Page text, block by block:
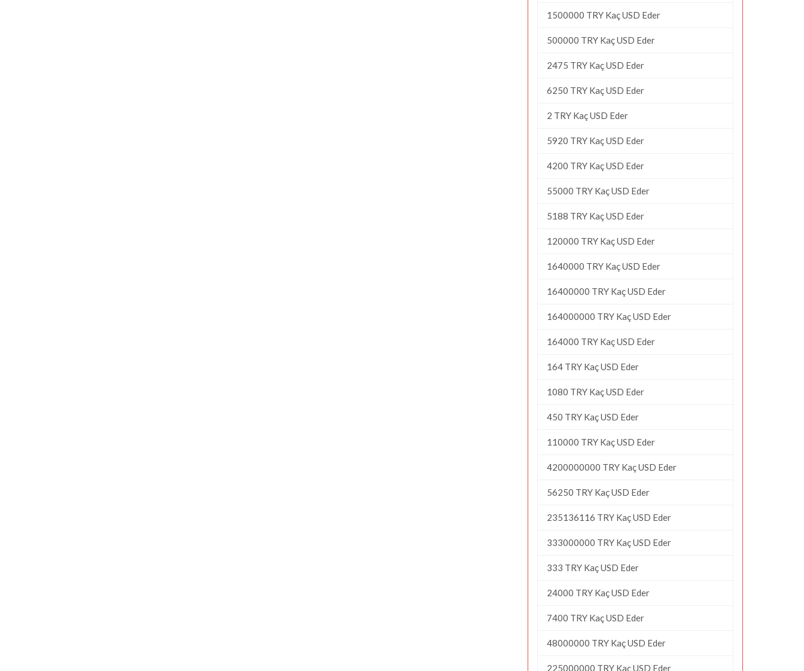
1500000 TRY Kaç USD Eder
500000 TRY Kaç USD Eder
2475 TRY Kaç USD Eder
6250 TRY Kaç USD Eder
2 TRY Kaç USD Eder
5920 TRY Kaç USD Eder
4200 TRY Kaç USD Eder
55000 TRY Kaç USD Eder
5188 TRY Kaç USD Eder
120000 TRY Kaç USD Eder
1640000 TRY Kaç USD Eder
16400000 TRY Kaç USD Eder
164000000 TRY Kaç USD Eder
164000 TRY Kaç USD Eder
164 TRY Kaç USD Eder
1080 TRY Kaç USD Eder
450 TRY Kaç USD Eder
110000 TRY Kaç USD Eder
4200000000 TRY Kaç USD Eder
56250 TRY Kaç USD Eder
235136116 TRY Kaç USD Eder
333000000 TRY Kaç USD Eder
333 TRY Kaç USD Eder
24000 TRY Kaç USD Eder
7400 TRY Kaç USD Eder
48000000 TRY Kaç USD Eder
225000000 TRY Kaç USD Eder